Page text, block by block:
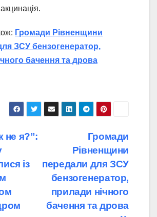
Громади Рівненщини
ЗСУ бензогенератор,
бачення та дрова
Громади
Рівненщини
передали для ЗСУ
бензогенератор,
прилади нічного
бачення та дрова
не я?”:
із